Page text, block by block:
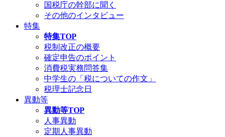
国税庁の幹部に聞く
その他のインタビュー
特集
特集TOP
税制改正の概要
確定申告のポイント
消費税実務問答集
中学生の「税についての作文」
税理士記念日
異動等
異動等TOP
人事異動
定期人事異動